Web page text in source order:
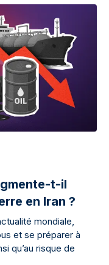
t-il
en Iran ?
mondiale,
et se préparer à
qu’au risque de